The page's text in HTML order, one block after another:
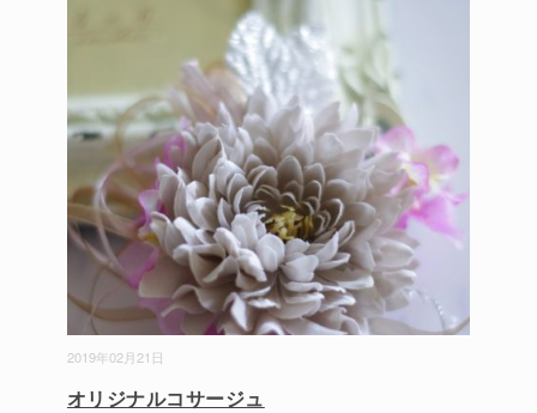
2019年02月21日
オリジナルコサージュ